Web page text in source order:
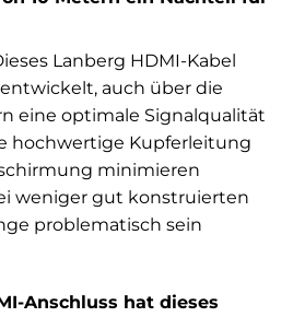
Lanberg HDMI-Kabel
auch über die
eine optimale Signalqualität
hochwertige Kupferleitung
minimieren
weniger gut konstruierten
problematisch sein
Anschluss hat dieses